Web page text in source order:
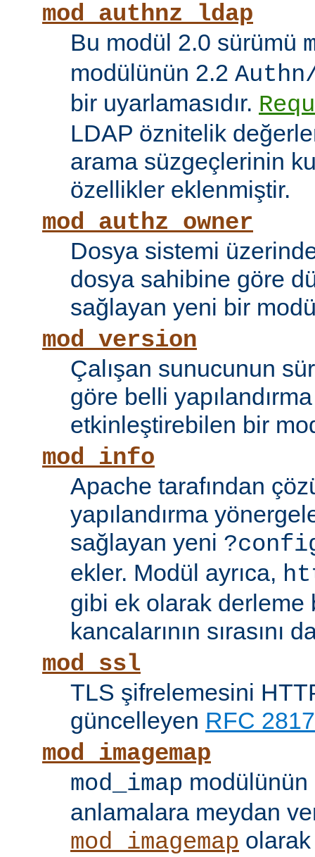
mod_authnz_ldap
Bu modül 2.0 sürümü
modülünün 2.2
bir uyarlamasıdır.
LDAP öznitelik
arama süzgeçlerinin
özellikler eklenmiştir.
mod_authz_owner
Dosya sistemi
dosya sahibine göre
sağlayan yeni bir
mod_version
Çalışan sunucunun
göre belli yapılandırma
etkinleştirebilen bir
mod_info
Apache tarafından
yapılandırma
sağlayan yeni
ekler. Modül ayrıca,
gibi ek olarak derleme
kancalarının sırasını
mod_ssl
TLS şifrelemesini
güncelleyen RFC 2817
mod_imagemap
mod_imap modülünün
anlamalara meydan
mod_imagemap